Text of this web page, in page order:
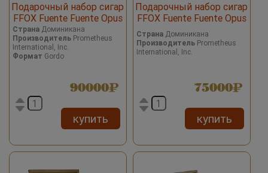
Подарочный набор сигар
FFOX Fuente Fuente Opus
X 6 Set Cigars Heaven and
Earth Big B
Страна Доминикана
Производитель Prometheus
International, Inc.
Формат Gordo
90000
купить
Подарочный набор сигар
FFOX Fuente Fuente Opus
X 6 Set Cigars Blue
СтранаДоминикана
ПроизводительPrometheus
International, Inc.
75000
купить